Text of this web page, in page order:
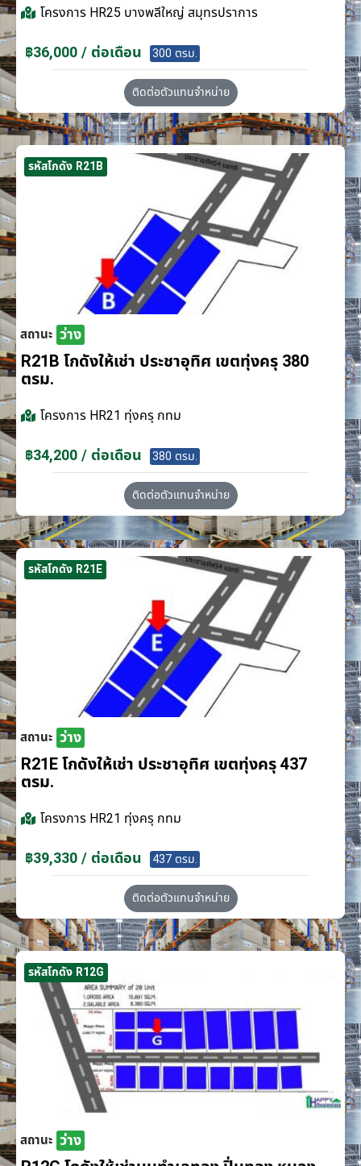
โครงการ HR25 บางพลีใหญ่ สมุทรปราการ
฿36,000 / ต่อเดือน 300 ตรม.
ติดต่อตัวแทนจำหน่าย
รหัสโกดัง R21B
สถานะ ว่าง
R21B โกดังให้เช่า ประชาอุทิศ เขตทุ่งครุ 380
ตรม.
โครงการ HR21 ทุ่งครุ กทม
฿34,200 / ต่อเดือน 380 ตรม.
ติดต่อตัวแทนจำหน่าย
รหัสโกดัง R21E
สถานะ ว่าง
R21E โกดังให้เช่า ประชาอุทิศ เขตทุ่งครุ 437
ตรม.
โครงการ HR21 ทุ่งครุ กทม
฿39,330 / ต่อเดือน 437 ตรม.
ติดต่อตัวแทนจำหน่าย
รหัสโกดัง R12G
สถานะ ว่าง